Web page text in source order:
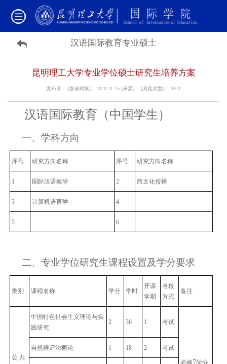
汉语国际教育专业硕士
昆明理工大学专业学位硕士研究生培养方案
发布者： [发表时间]：2020-11-25 [来源]： [浏览次数]： 3071
汉语国际教育（中国学生）
一、学科方向
序号 研究方向名称 序号 研究方向名称
1 国际汉语教学 2 跨文化传播
3 计算机语言学 4
5 6
二、专业学位研究生课程设置及学分要求
类别 课程名称 学分 学时
开课
学期
考核
方式
备注
公 共
中国特色社会主义理论与实
践研究
2 36 1 考试
必修7学分
自然辨证法概论 1 18 2 考试